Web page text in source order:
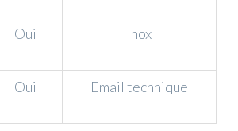
Oui Inox
Oui Email technique